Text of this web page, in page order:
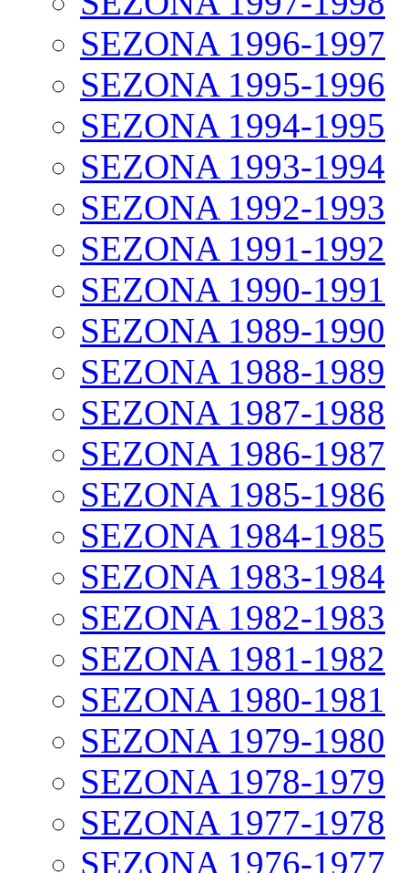
SEZONA 1996-1997
SEZONA 1995-1996
SEZONA 1994-1995
SEZONA 1993-1994
SEZONA 1992-1993
SEZONA 1991-1992
SEZONA 1990-1991
SEZONA 1989-1990
SEZONA 1988-1989
SEZONA 1987-1988
SEZONA 1986-1987
SEZONA 1985-1986
SEZONA 1984-1985
SEZONA 1983-1984
SEZONA 1982-1983
SEZONA 1981-1982
SEZONA 1980-1981
SEZONA 1979-1980
SEZONA 1978-1979
SEZONA 1977-1978
SEZONA 1976-1977